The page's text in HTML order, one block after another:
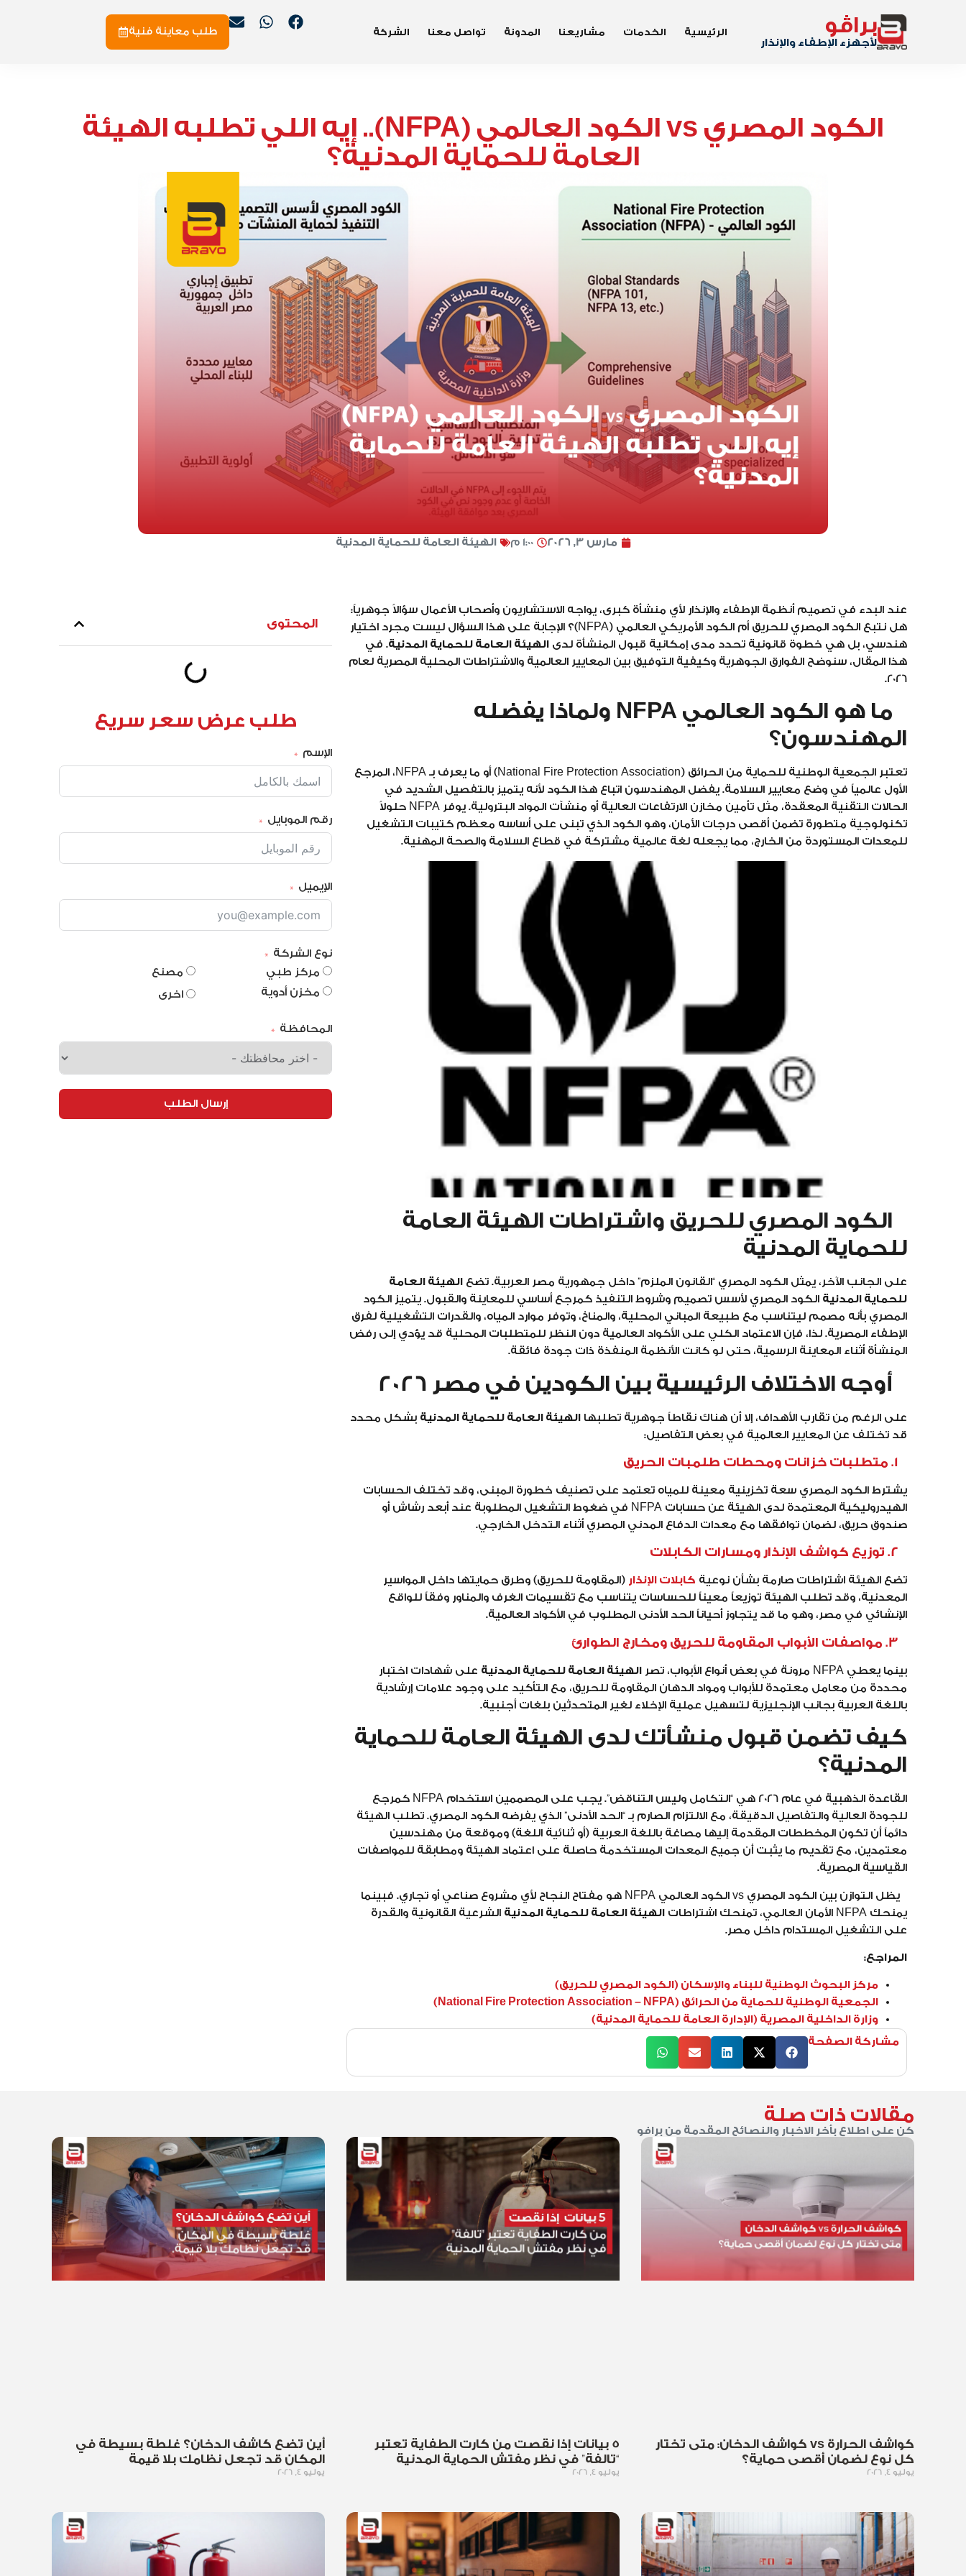
براڤو
لأجهزء الإطفاء والإنذار
الرئيسية الخدمات مشاريعنا المدونة تواصل معنا الشركة طلب معاينة فنية
الكود المصري vs الكود العالمي (NFPA).. إيه اللي تطلبه الهيئة
العامة للحماية المدنية؟
مارس 3, 2026 1:00 م الهيئة العامة للحماية المدنية
عند البدء في تصميم أنظمة الإطفاء والإنذار لأي منشأة كبرى، يواجه الاستشاريون وأصحاب الأعمال سؤالاً جوهرياً:
هل نتبع الكود المصري للحريق أم الكود الأمريكي العالمي (NFPA)؟ الإجابة على هذا السؤال ليست مجرد اختيار
هندسي، بل هي خطوة قانونية تحدد مدى إمكانية قبول المنشأة لدى الهيئة العامة للحماية المدنية. في
هذا المقال، سنوضح الفوارق الجوهرية وكيفية التوفيق بين المعايير العالمية والاشتراطات المحلية المصرية لعام
2026.
ما هو الكود العالمي NFPA ولماذا يفضله
المهندسون؟
تعتبر الجمعية الوطنية للحماية من الحرائق (National Fire Protection Association) أو ما يعرف بـ NFPA، المرجع
الأول عالمياً في وضع معايير السلامة. يفضل المهندسون اتباع هذا الكود لأنه يتميز بالتفصيل الشديد في
الحالات التقنية المعقدة، مثل تأمين مخازن الارتفاعات العالية أو منشآت المواد البترولية. يوفر NFPA حلولاً
تكنولوجية متطورة تضمن أقصى درجات الأمان، وهو الكود الذي تبنى على أساسه معظم كتيبات التشغيل
للمعدات المستوردة من الخارج، مما يجعله لغة عالمية مشتركة في قطاع السلامة والصحة المهنية.
الكود المصري للحريق واشتراطات الهيئة العامة
للحماية المدنية
على الجانب الآخر، يمثل الكود المصري “القانون الملزم” داخل جمهورية مصر العربية. تضع الهيئة العامة
للحماية المدنية الكود المصري لأسس تصميم وشروط التنفيذ كمرجع أساسي للمعاينة والقبول. يتميز الكود
المصري بأنه مصمم ليتناسب مع طبيعة المباني المحلية، والمناخ، وتوفر موارد المياه، والقدرات التشغيلية لفرق
الإطفاء المصرية. لذا، فإن الاعتماد الكلي على الأكواد العالمية دون النظر للمتطلبات المحلية قد يؤدي إلى رفض
المنشأة أثناء المعاينة الرسمية، حتى لو كانت الأنظمة المنفذة ذات جودة فائقة.
أوجه الاختلاف الرئيسية بين الكودين في مصر 2026
على الرغم من تقارب الأهداف، إلا أن هناك نقاطاً جوهرية تطلبها الهيئة العامة للحماية المدنية بشكل محدد
قد تختلف عن المعايير العالمية في بعض التفاصيل:
يشترط الكود المصري سعة تخزينية معينة للمياه تعتمد على تصنيف خطورة المبنى، وقد تختلف الحسابات
الهيدروليكية المعتمدة لدى الهيئة عن حسابات NFPA في ضغوط التشغيل المطلوبة عند أبعد رشاش أو
صندوق حريق، لضمان توافقها مع معدات الدفاع المدني المصري أثناء التدخل الخارجي.
تضع الهيئة اشتراطات صارمة بشأن نوعية كابلات الإنذار (المقاومة للحريق) وطرق حمايتها داخل المواسير
المعدنية، وقد تطلب الهيئة توزيعاً معيناً للحساسات يتناسب مع تقسيمات الغرف والمناور وفقاً للواقع
الإنشائي في مصر، وهو ما قد يتجاوز أحياناً الحد الأدنى المطلوب في الأكواد العالمية.
بينما يعطي NFPA مرونة في بعض أنواع الأبواب، تصر الهيئة العامة للحماية المدنية على شهادات اختبار
محددة من معامل معتمدة للأبواب ومواد الدهان المقاومة للحريق، مع التأكيد على وجود علامات إرشادية
باللغة العربية بجانب الإنجليزية لتسهيل عملية الإخلاء لغير المتحدثين بلغات أجنبية.
كيف تضمن قبول منشأتك لدى الهيئة العامة للحماية
المدنية؟
القاعدة الذهبية في عام 2026 هي “التكامل وليس التناقض”. يجب على المصممين استخدام NFPA كمرجع
للجودة العالية والتفاصيل الدقيقة، مع الالتزام الصارم بـ “الحد الأدنى” الذي يفرضه الكود المصري. تطلب الهيئة
دائماً أن تكون المخططات المقدمة إليها مصاغة باللغة العربية (أو ثنائية اللغة) وموقعة من مهندسين
معتمدين، مع تقديم ما يثبت أن جميع المعدات المستخدمة حاصلة على اعتماد الهيئة ومطابقة للمواصفات
القياسية المصرية.
يظل التوازن بين الكود المصري vs الكود العالمي NFPA هو مفتاح النجاح لأي مشروع صناعي أو تجاري. فبينما
يمنحك NFPA الأمان العالمي، تمنحك اشتراطات
الهيئة العامة للحماية المدنية الشرعية القانونية والقدرة
على التشغيل المستدام داخل مصر.
المراجع:
مركز البحوث الوطنية للبناء والإسكان (الكود المصري للحريق)
الجمعية الوطنية للحماية من الحرائق (National Fire Protection Association – NFPA)
وزارة الداخلية المصرية (الإدارة العامة للحماية المدنية)
مشاركة الصفحة
المحتوى
طلب عرض سعر سريع
الإسم
رقم الموبايل
الإيميل
نوع الشركة
مركز طبي
مصنع
مخزن أدوية
اخرى
المحافظة
إرسال الطلب
مقالات ذات صلة
كن على اطلاع بأخر الاخبار والنصائح المقدمة من برافو
كواشف الحرارة vs كواشف الدخان: متى تختار
كل نوع لضمان أقصى حماية؟
يوليو 4, 2026
5 بيانات إذا نقصت من كارت الطفاية تعتبر
“تالفة” في نظر مفتش الحماية المدنية
يوليو 4, 2026
أين تضع كاشف الدخان؟ غلطة بسيطة في
المكان قد تجعل نظامك بلا قيمة
يوليو 4, 2026